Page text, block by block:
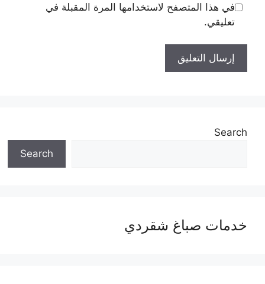
في هذا المتصفح لاستخدامها المرة المقبلة في
تعليقي.
Search
Search
خدمات صباغ شقردي